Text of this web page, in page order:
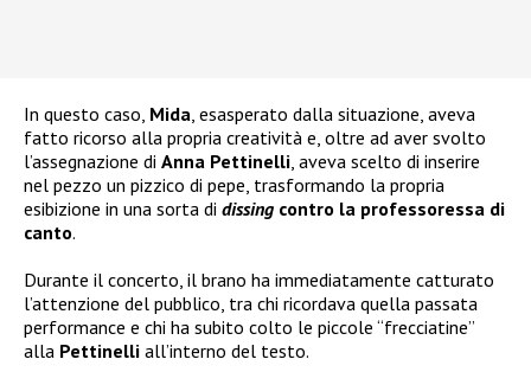
In questo caso, Mida , esasperato dalla situazione, aveva
fatto ricorso alla propria creatività e, oltre ad aver svolto
l’assegnazione di Anna Pettinelli , aveva scelto di inserire
nel pezzo un pizzico di pepe, trasformando la propria
esibizione in una sorta di dissing contro la professoressa di
canto.
Durante il concerto, il brano ha immediatamente catturato
l’attenzione del pubblico, tra chi ricordava quella passata
performance e chi ha subito colto le piccole “frecciatine”
alla Pettinelli all’interno del testo.